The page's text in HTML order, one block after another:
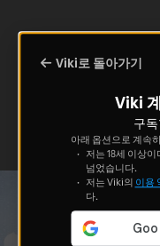
Viki로 돌아가기
Viki
구
아래 옵션으로 계속
저는 18세 이상
넘었습니다.
저는 Viki의 이용
다.